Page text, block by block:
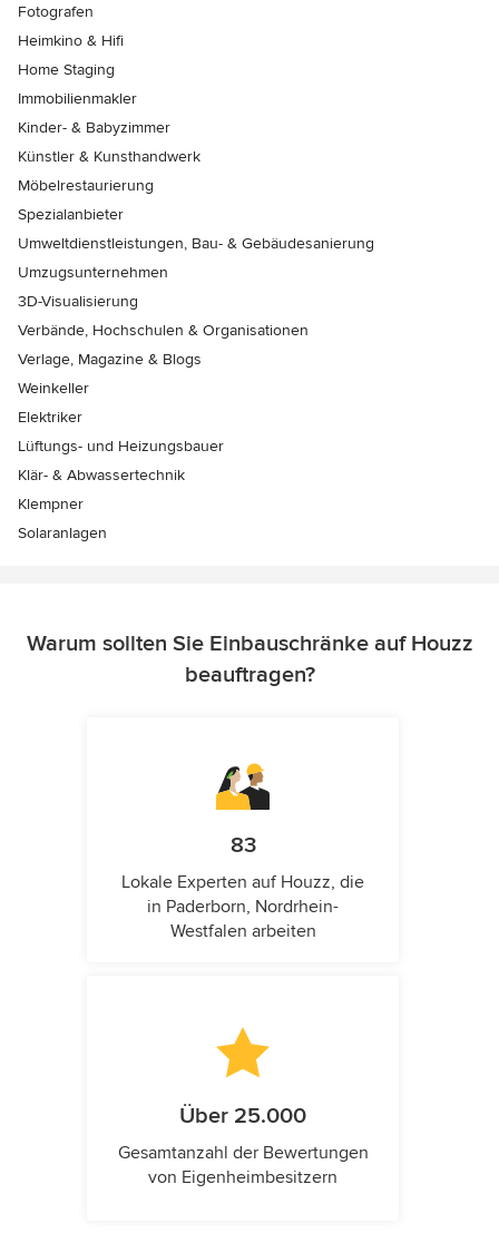
Fotografen
Heimkino & Hifi
Home Staging
Immobilienmakler
Kinder- & Babyzimmer
Künstler & Kunsthandwerk
Möbelrestaurierung
Spezialanbieter
Umweltdienstleistungen, Bau- & Gebäudesanierung
Umzugsunternehmen
3D-Visualisierung
Verbände, Hochschulen & Organisationen
Verlage, Magazine & Blogs
Weinkeller
Elektriker
Lüftungs- und Heizungsbauer
Klär- & Abwassertechnik
Klempner
Solaranlagen
Warum sollten Sie Einbauschränke auf Houzz
beauftragen?
83
Lokale Experten auf Houzz, die
in Paderborn, Nordrhein-
Westfalen arbeiten
Über 25.000
Gesamtanzahl der Bewertungen
von Eigenheimbesitzern